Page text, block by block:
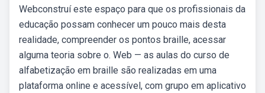
Webconstruí este espaço para que os profissionais da
educação possam conhecer um pouco mais desta
realidade, compreender os pontos braille, acessar
alguma teoria sobre o. Web — as aulas do curso de
alfabetização em braille são realizadas em uma
plataforma online e acessível, com grupo em aplicativo